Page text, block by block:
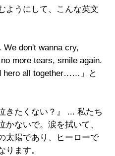
ようにして、こんな英文
don't wanna cry,
more tears, smile again.
hero all together……」と
きたくない？』 ... 私たち
かないで。涙を拭いて、
太陽であり、ヒーローで
ます。